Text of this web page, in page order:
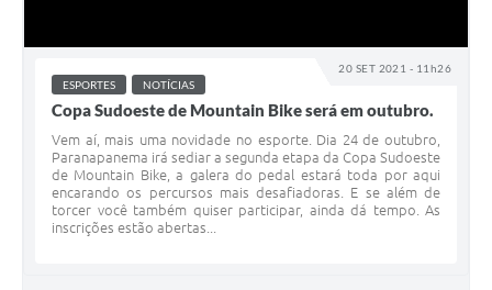
20 SET 2021 - 11h26
ESPORTES NOTÍCIAS
Copa Sudoeste de Mountain Bike será em outubro.
Vem aí, mais uma novidade no esporte. Dia 24 de outubro,
Paranapanema irá sediar a segunda etapa da Copa Sudoeste
de Mountain Bike, a galera do pedal estará toda por aqui
encarando os percursos mais desafiadoras. E se além de
torcer você também quiser participar, ainda dá tempo. As
inscrições estão abertas...